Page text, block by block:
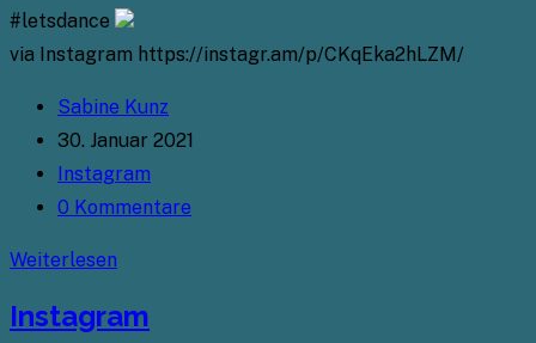
#letsdance
via Instagram https://instagr.am/p/CKqEka2hLZM/
Beitrags-
Autor:
Sabine Kunz
Beitrag
veröffentlicht:
30. Januar 2021
Beitrags-
Kategorie:
Instagram
Beitrags-
0 Kommentare
Weiterlesen
Instagram